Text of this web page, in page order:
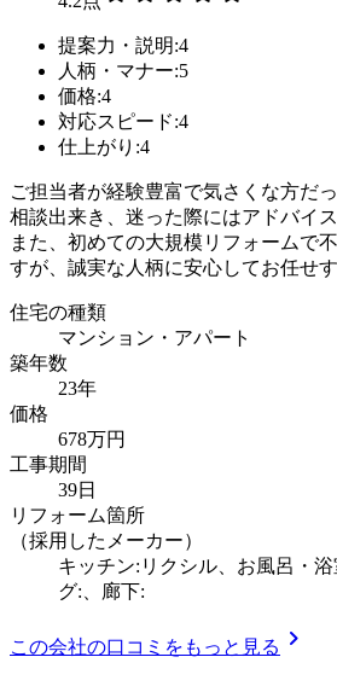
提案力・説明:4
人柄・マナー:5
価格:4
対応スピード:4
仕上がり:4
ご担当者が経験豊富で気さくな方だ
相談出来き、迷った際にはアドバイ
また、初めての大規模リフォームで
すが、誠実な人柄に安心してお任せ
住宅の種類
マンション・アパート
築年数
23年
価格
678万円
工事期間
39日
リフォーム箇所
（採用したメーカー）
キッチン:リクシル、お風呂・
グ:、廊下:
この会社の口コミをもっと見る chevron_right